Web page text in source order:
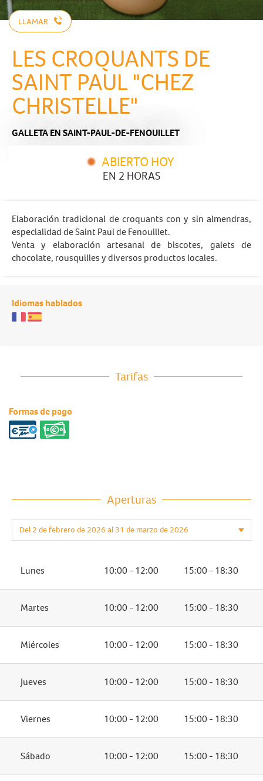
LLAMAR
LES CROQUANTS DE
SAINT PAUL "CHEZ
CHRISTELLE"
GALLETAEN SAINT-PAUL-DE-FENOUILLET
ABIERTO HOY
EN 2 HORAS
Elaboración tradicional de croquants con y sin almendras,
especialidad de Saint Paul de Fenouillet.
Venta y elaboración artesanal de biscotes, galets de
chocolate, rousquilles y diversos productos locales.
Idiomas hablados
Tarifas
Formas de pago
Aperturas
Lunes 10:00 - 12:00 15:00 - 18:30
Martes 10:00 - 12:00 15:00 - 18:30
Miércoles 10:00 - 12:00 15:00 - 18:30
Jueves 10:00 - 12:00 15:00 - 18:30
Viernes 10:00 - 12:00 15:00 - 18:30
Sábado 10:00 - 12:00 15:00 - 18:30